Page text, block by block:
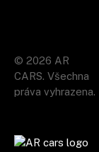
© 2026 AR
CARS. Všechna
práva vyhrazena.